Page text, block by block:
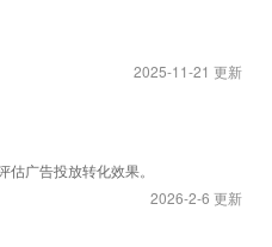
2025-11-21 更新
广告投放转化效果。
2026-2-6 更新